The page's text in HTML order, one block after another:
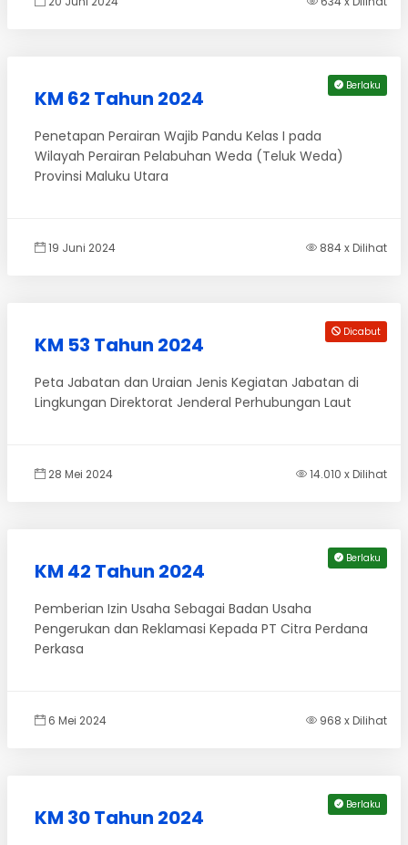
Berlaku
KM 62 Tahun 2024
Penetapan Perairan Wajib Pandu Kelas I pada
Wilayah Perairan Pelabuhan Weda (Teluk Weda)
Provinsi Maluku Utara
19 Juni 2024 884 x Dilihat
Dicabut
KM 53 Tahun 2024
Peta Jabatan dan Uraian Jenis Kegiatan Jabatan di
Lingkungan Direktorat Jenderal Perhubungan Laut
28 Mei 2024 14.010 x Dilihat
Berlaku
KM 42 Tahun 2024
Pemberian Izin Usaha Sebagai Badan Usaha
Pengerukan dan Reklamasi Kepada PT Citra Perdana
Perkasa
6 Mei 2024 968 x Dilihat
Berlaku
KM 30 Tahun 2024